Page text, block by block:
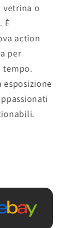
vetrina o
È
action
per
tempo.
esposizione